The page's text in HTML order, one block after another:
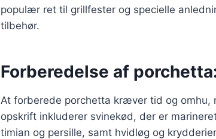
populær ret til grillfester og specielle
tilbehør.
Forberedelse af
At forberede porchetta kræver tid og
opskrift inkluderer svinekød, der er
timian og persille, samt hvidløg og